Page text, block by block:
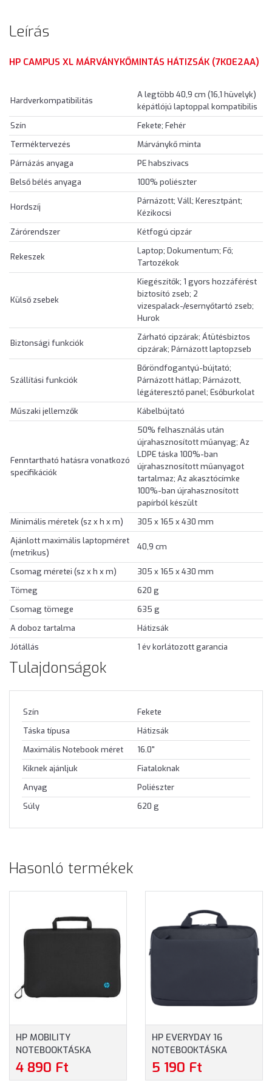
Leírás
HP CAMPUS XL MÁRVÁNYKŐMINTÁS HÁTIZSÁK (7K0E2AA)
Hardverkompatibilitás
A legtöbb 40,9 cm (16,1 hüvelyk)
képátlójú laptoppal kompatibilis
Szín
Fekete; Fehér
Terméktervezés
Márványkő minta
Párnázás anyaga
PE habszivacs
Belső bélés anyaga
100% poliészter
Hordszíj
Párnázott; Váll; Keresztpánt;
Kézikocsi
Zárórendszer
Kétfogú cipzár
Rekeszek
Laptop; Dokumentum; Fő;
Tartozékok
Külső zsebek
Kiegészítők; 1 gyors hozzáférést
biztosító zseb; 2
vizespalack-/esernyőtartó zseb;
Hurok
Biztonsági funkciók
Zárható cipzárak; Átütésbiztos
cipzárak; Párnázott laptopzseb
Szállítási funkciók
Bőröndfogantyú-bújtató;
Párnázott hátlap; Párnázott,
légáteresztő panel; Esőburkolat
Műszaki jellemzők
Kábelbújtató
Fenntartható hatásra vonatkozó
specifikációk
50% felhasználás után
újrahasznosított műanyag; Az
LDPE táska 100%-ban
újrahasznosított műanyagot
tartalmaz; Az akasztócímke
100%-ban újrahasznosított
papírból készült
Minimális méretek (sz x h x m)
305 x 165 x 430 mm
Ajánlott maximális laptopméret
(metrikus)
40,9 cm
Csomag méretei (sz x h x m)
305 x 165 x 430 mm
Tömeg
620 g
Csomag tömege
635 g
A doboz tartalma
Hátizsák
Jótállás
1 év korlátozott garancia
Tulajdonságok
Szín
Fekete
Táska típusa
Hátizsák
Maximális Notebook méret
16.0"
Kiknek ajánljuk
Fiataloknak
Anyag
Poliészter
Súly
620 g
Hasonló termékek
HP MOBILITY
NOTEBOOKTÁSKA
(4U9G9AA) - MAXIMUM
14.0" MÉRETŰ
4 890 Ft
HP EVERYDAY 16
NOTEBOOKTÁSKA
(A08KHUT) - MAXIMUM
16" MÉRETŰ
5 190 Ft